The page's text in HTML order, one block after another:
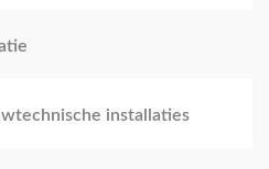
installaties